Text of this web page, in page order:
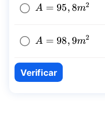
A=95,8{{m}^2}
A = 95,8m2
A=98,9{{m}^2}
A = 98,9m2
Verificar